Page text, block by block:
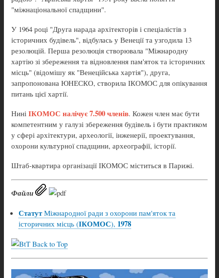
"міжнаціональної спадщини".
У 1964 році "Друга нарада архітекторів і спеціалістів з
історичних будівель", відбулась у Венеції та узгодила 13
резолюцій. Перша резолюція створювала "Міжнародну
хартію зі збереження та відновлення пам'яток та історичних
місць" (відомішу як "Венеційська хартія"), друга,
запропонована ЮНЕСКО, створила ІКОМОС для опікування
питань цієї хартії.
Нині ІКОМОС налічує 7.500 членів. Кожен член має бути
компетентним у галузі збереження будівель і бути практиком
у сфері архітектури, археології, інженерії, проектування,
охорони культурної спадщини, археографії, історії.
Штаб-квартира організації ІКОМОС міститься в Парижі.
Файли
СтатутМіжнародної ради з охорони пам'яток та
історичних місць (ІКОМОС), 1978
Back to Top